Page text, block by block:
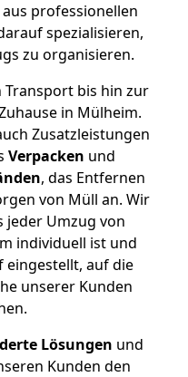
professionellen
spezialisieren,
zu organisieren.
Transport bis hin zur
in Mülheim.
Zusatzleistungen
Verpacken und
, das Entfernen
von Müll an. Wir
jeder Umzug von
individuell ist und
eingestellt, auf die
unserer Kunden
Lösungen und
Kunden den